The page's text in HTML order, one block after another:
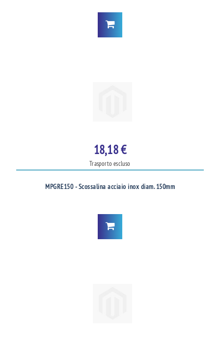
18,18 €
Trasporto escluso
MPGRE150 - Scossalina acciaio inox diam. 150mm